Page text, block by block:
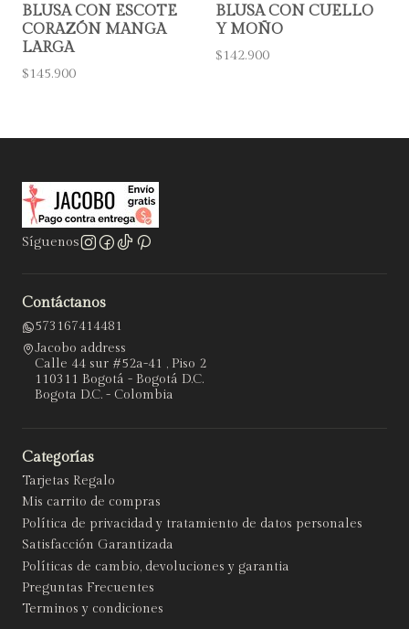
BLUSA CON ESCOTE
CORAZÓN MANGA
LARGA
$145.900
BLUSA CON CUELLO
Y MOÑO
$142.900
Síguenos
Contáctanos
573167414481
Jacobo address
Calle 44 sur #52a-41 , Piso 2
110311 Bogotá - Bogotá D.C.
Bogota D.C. - Colombia
Categorías
Tarjetas Regalo
Mis carrito de compras
Política de privacidad y tratamiento de datos personales
Satisfacción Garantizada
Políticas de cambio, devoluciones y garantia
Preguntas Frecuentes
Terminos y condiciones